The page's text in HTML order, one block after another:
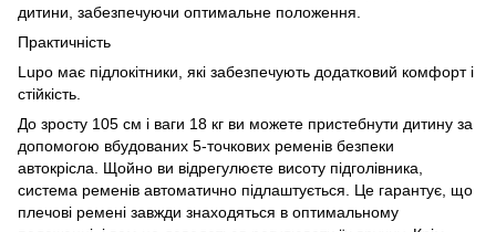
дитини, забезпечуючи оптимальне положення.
Практичність
Lupo має підлокітники, які забезпечують додатковий комфорт і
стійкість.
До зросту 105 см і ваги 18 кг ви можете пристебнути дитину за
допомогою вбудованих 5-точкових ременів безпеки
автокрісла. Щойно ви відрегулюєте висоту підголівника,
система ременів автоматично підлаштується. Це гарантує, що
плечові ремені завжди знаходяться в оптимальному